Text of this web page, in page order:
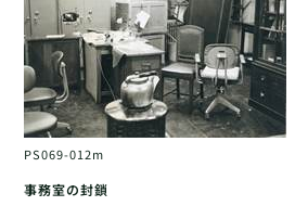
PS069-012m
事務室の封鎖